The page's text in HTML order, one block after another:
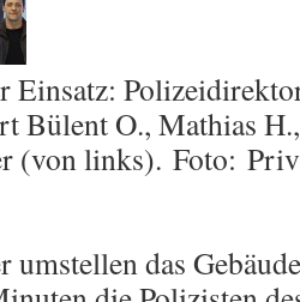
Einsatz:
Bülent O., Mathias
(von links). Foto:
das